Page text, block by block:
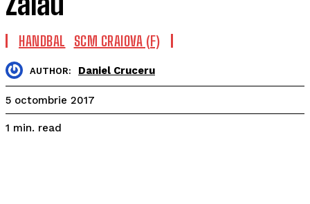
HANDBAL SCM CRAIOVA (F)
AUTHOR: Daniel Cruceru
5 octombrie 2017
1 min. read